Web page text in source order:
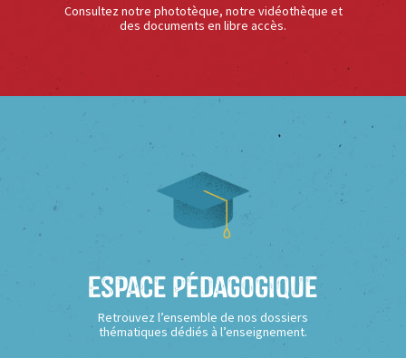
Consultez notre phototèque, notre vidéothèque et
des documents en libre accès.
Espace Pédagogique
Retrouvez l’ensemble de nos dossiers
thématiques dédiés à l’enseignement.